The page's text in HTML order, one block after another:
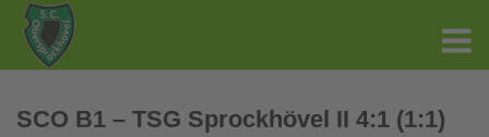
SCO B1 – TSG Sprockhövel II 4:1 (1:1)